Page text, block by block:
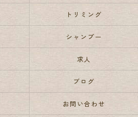
トリミング
シャンプー
求人
ブログ
お問い合わせ